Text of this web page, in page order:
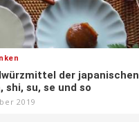
der japanischen
shi, su, se und so
2019